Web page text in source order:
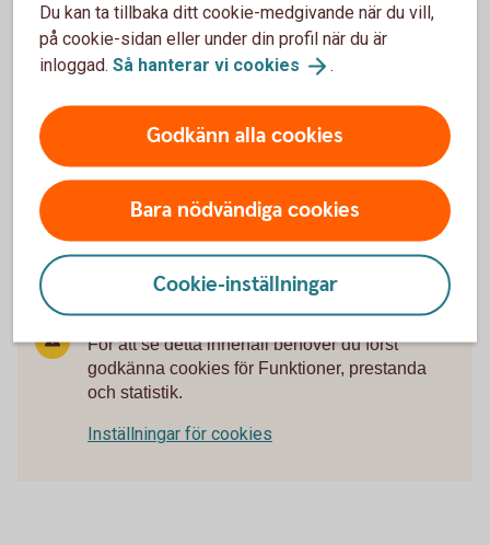
standard för en stor del av våra internationella
betalningar: EUR med större belopp (high value
payments) och internationella betalningar i andra
För att se detta innehåll behöver du först
godkänna cookies för Funktioner, prestanda
och statistik.
Inställningar för cookies
Du kan ta tillbaka ditt cookie-medgivande när du vill,
på cookie-sidan eller under din profil när du är
inloggad. Så hanterar vi cookies .
Godkänn alla cookies
Bara nödvändiga cookies
Cookie-inställningar